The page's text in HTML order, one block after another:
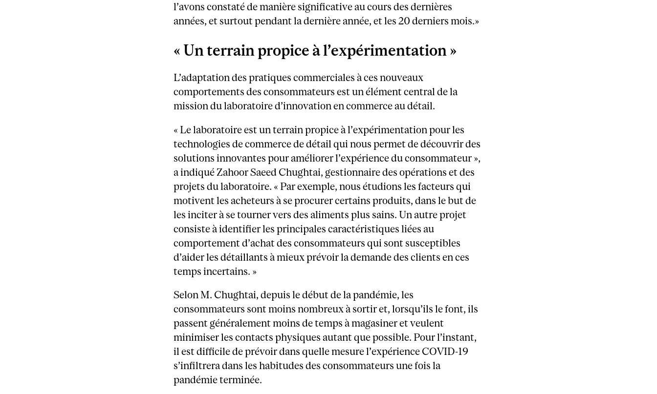
l’avons constaté de manière significative au cours des dernières
années, et surtout pendant la dernière année, et les 20 derniers mois.»
« Un terrain propice à l’expérimentation »
L’adaptation des pratiques commerciales à ces nouveaux
comportements des consommateurs est un élément central de la
mission du laboratoire d’innovation en commerce au détail.
« Le laboratoire est un terrain propice à l’expérimentation pour les
technologies de commerce de détail qui nous permet de découvrir des
solutions innovantes pour améliorer l’expérience du consommateur »,
a indiqué Zahoor Saeed Chughtai, gestionnaire des opérations et des
projets du laboratoire. « Par exemple, nous étudions les facteurs qui
motivent les acheteurs à se procurer certains produits, dans le but de
les inciter à se tourner vers des aliments plus sains. Un autre projet
consiste à identifier les principales caractéristiques liées au
comportement d’achat des consommateurs qui sont susceptibles
d’aider les détaillants à mieux prévoir la demande des clients en ces
temps incertains. »
Selon M. Chughtai, depuis le début de la pandémie, les
consommateurs sont moins nombreux à sortir et, lorsqu’ils le font, ils
passent généralement moins de temps à magasiner et veulent
minimiser les contacts physiques autant que possible. Pour l’instant,
il est difficile de prévoir dans quelle mesure l’expérience COVID-19
s’infiltrera dans les habitudes des consommateurs une fois la
pandémie terminée.